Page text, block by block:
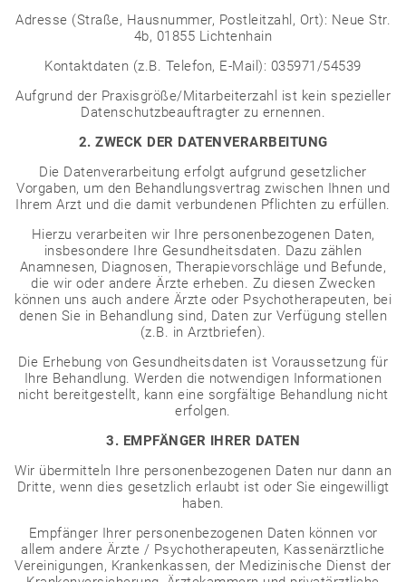
Adresse (Straße, Hausnummer, Postleitzahl, Ort): Neue Str.
4b, 01855 Lichtenhain
Kontaktdaten (z.B. Telefon, E-Mail): 035971/54539
Aufgrund der Praxisgröße/Mitarbeiterzahl ist kein spezieller
Datenschutzbeauftragter zu ernennen.
2. ZWECK DER DATENVERARBEITUNG
Die Datenverarbeitung erfolgt aufgrund gesetzlicher
Vorgaben, um den Behandlungsvertrag zwischen Ihnen und
Ihrem Arzt und die damit verbundenen Pflichten zu erfüllen.
Hierzu verarbeiten wir Ihre personenbezogenen Daten,
insbesondere Ihre Gesundheitsdaten. Dazu zählen
Anamnesen, Diagnosen, Therapievorschläge und Befunde,
die wir oder andere Ärzte erheben. Zu diesen Zwecken
können uns auch andere Ärzte oder Psychotherapeuten, bei
denen Sie in Behandlung sind, Daten zur Verfügung stellen
(z.B. in Arztbriefen).
Die Erhebung von Gesundheitsdaten ist Voraussetzung für
Ihre Behandlung. Werden die notwendigen Informationen
nicht bereitgestellt, kann eine sorgfältige Behandlung nicht
erfolgen.
3. EMPFÄNGER IHRER DATEN
Wir übermitteln Ihre personenbezogenen Daten nur dann an
Dritte, wenn dies gesetzlich erlaubt ist oder Sie eingewilligt
haben.
Empfänger Ihrer personenbezogenen Daten können vor
allem andere Ärzte / Psychotherapeuten, Kassenärztliche
Vereinigungen, Krankenkassen, der Medizinische Dienst der